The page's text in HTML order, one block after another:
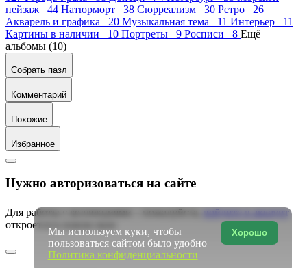
пейзаж 44 Натюрморт 38 Сюрреализм 30 Ретро 26
Акварель и графика 20 Музыкальная тема 11 Интерьер 11
Картины в наличии 10 Портреты 9 Росписи 8 Ещё
альбомы (10)
Собрать пазл
Комментарий
Похожие
Избранное
Нужно авторизоваться на сайте
Для работы с коллекциями – пожалуйста,
войдите в аккаунт
откроется в новом окне
Хорошо
Мы используем куки, чтобы
пользоваться сайтом было удобно
Политика конфиденциальности